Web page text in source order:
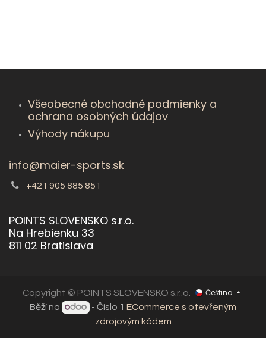
Všeobecné obchodné podmienky a
ochrana osobných údajov
Výhody nákupu
info@maier-sports.sk
+421 905 885 851
POINTS SLOVENSKO s.r.o.
Na Hrebienku 33
811 02 Bratislava
Copyright © POINTS SLOVENSKO s.r..o. Čeština
Běží na - Číslo 1 ECommerce s otevřeným
zdrojovým kódem